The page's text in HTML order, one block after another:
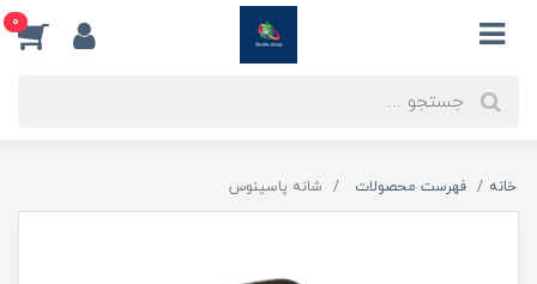
0
خانه فهرست محصولات شانه پاسینوس